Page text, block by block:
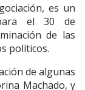
es un
el 30 de
de las
políticos.
de algunas
Machado, y